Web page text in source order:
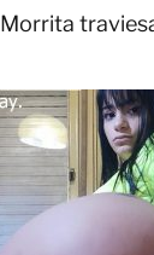
Morrita